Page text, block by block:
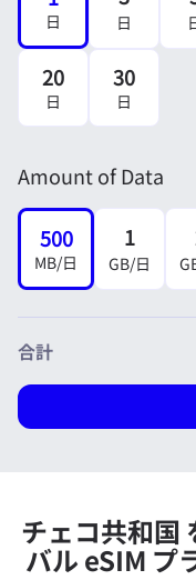
日 日
20
日
30
日
Amount of Data
500
MB/日
1
GB/日
合計
チェコ共和国
バル eSIM プ